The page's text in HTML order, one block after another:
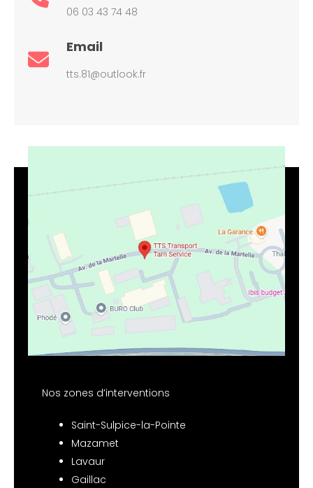
06 03 43 74 48
Email
tts.81@outlook.fr
Nos zones d’interventions
Saint-Sulpice-la-Pointe
Mazamet
Lavaur
Gaillac